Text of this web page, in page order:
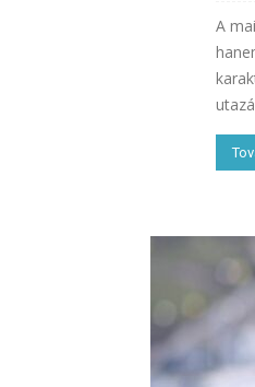
A